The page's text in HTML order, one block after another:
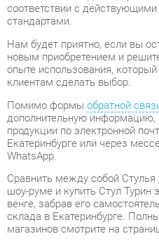
опыте использования,
клиентам сделать выбор.
Помимо формы
дополнительную информацию,
продукции по электронной
Екатеринбурге или через
WhatsApp.
Cравнить между собой Стулья
шоу-руме и купить Стул Турин
венге, забрав его
склада в Екатеринбурге.
магазинов смотрите на странице
Материал
Цвет